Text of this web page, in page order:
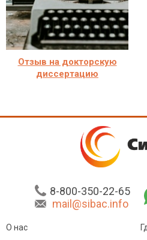
Отзыв на докторскую
диссертацию
8-800-350-22-65
mail@sibac.info
О нас